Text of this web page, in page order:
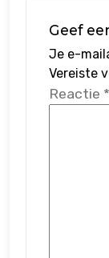
Geef
Je e-
Vereiste
Reactie *